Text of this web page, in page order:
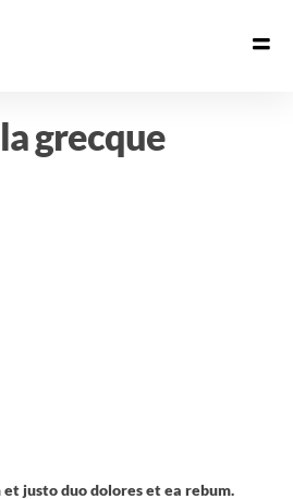
grecque
justo duo dolores et ea rebum.